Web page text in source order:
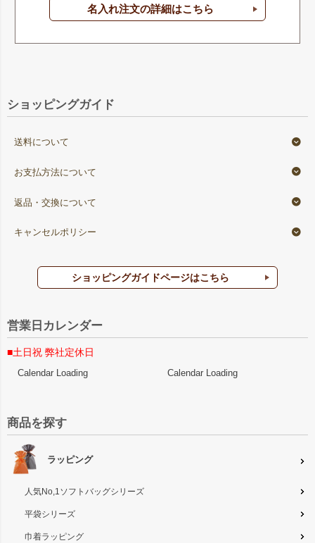
名入れ注文の詳細はこちら
ショッピングガイド
送料について
お支払方法について
返品・交換について
キャンセルポリシー
ショッピングガイドページはこちら
営業日カレンダー
■土日祝 弊社定休日
Calendar Loading Calendar Loading
商品を探す
ラッピング
人気No,1ソフトバッグシリーズ
平袋シリーズ
巾着ラッピング